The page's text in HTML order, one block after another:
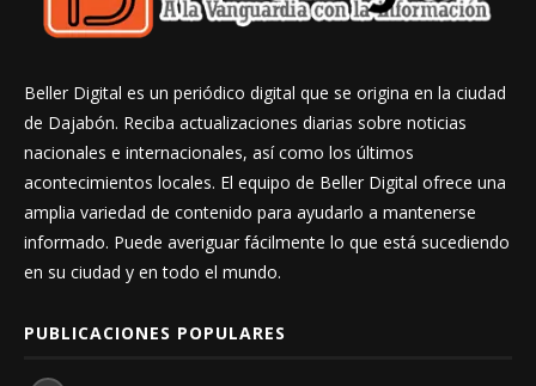
Beller Digital es un periódico digital que se origina en la ciudad
de Dajabón. Reciba actualizaciones diarias sobre noticias
nacionales e internacionales, así como los últimos
acontecimientos locales. El equipo de Beller Digital ofrece una
amplia variedad de contenido para ayudarlo a mantenerse
informado. Puede averiguar fácilmente lo que está sucediendo
en su ciudad y en todo el mundo.
PUBLICACIONES POPULARES